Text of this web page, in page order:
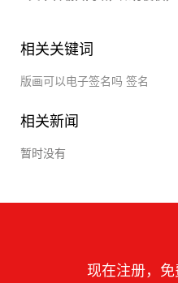
相关关键词
版画可以电子签名吗 签名
相关新闻
暂时没有
现在注册，